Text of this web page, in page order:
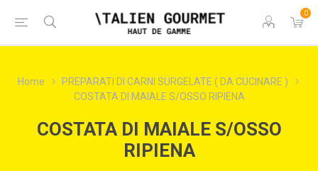
0
Home
PREPARATI DI CARNI SURGELATE ( DA CUCINARE )
COSTATA DI MAIALE S/OSSO RIPIENA
COSTATA DI MAIALE S/OSSO
RIPIENA